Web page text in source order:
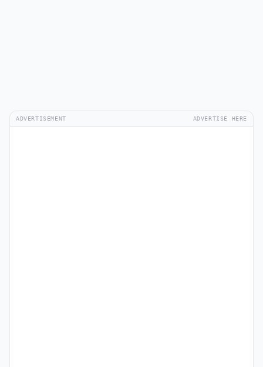
ADVERTISEMENT ADVERTISE HERE